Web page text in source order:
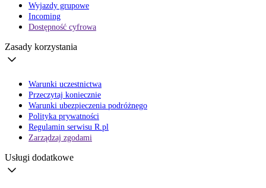
Wyjazdy grupowe
Incoming
Dostępność cyfrowa
Zasady korzystania
Warunki uczestnictwa
Przeczytaj koniecznie
Warunki ubezpieczenia podróżnego
Polityka prywatności
Regulamin serwisu R.pl
Zarządzaj zgodami
Usługi dodatkowe